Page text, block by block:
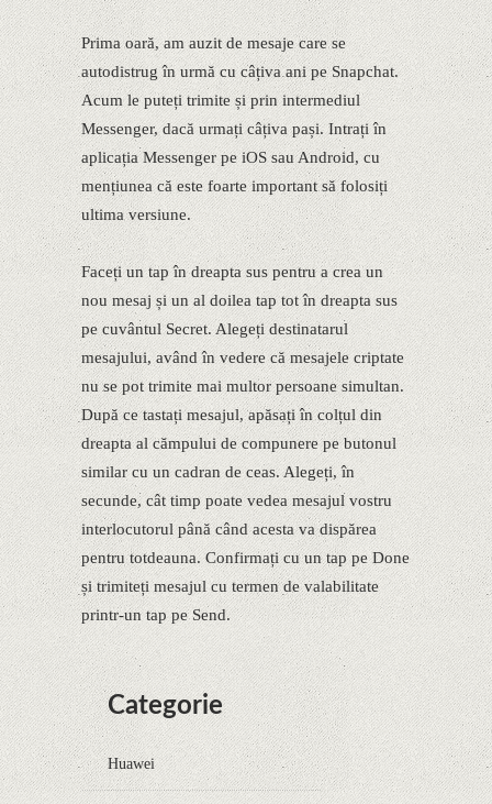
Prima oară, am auzit de mesaje care se
autodistrug în urmă cu câțiva ani pe Snapchat.
Acum le puteți trimite și prin intermediul
Messenger, dacă urmați câțiva pași. Intrați în
aplicația Messenger pe iOS sau Android, cu
mențiunea că este foarte important să folosiți
ultima versiune.
Faceți un tap în dreapta sus pentru a crea un
nou mesaj și un al doilea tap tot în dreapta sus
pe cuvântul Secret. Alegeți destinatarul
mesajului, având în vedere că mesajele criptate
nu se pot trimite mai multor persoane simultan.
După ce tastați mesajul, apăsați în colțul din
dreapta al cămpului de compunere pe butonul
similar cu un cadran de ceas. Alegeți, în
secunde, cât timp poate vedea mesajul vostru
interlocutorul până când acesta va dispărea
pentru totdeauna. Confirmați cu un tap pe Done
și trimiteți mesajul cu termen de valabilitate
printr-un tap pe Send.
Categorie
Huawei